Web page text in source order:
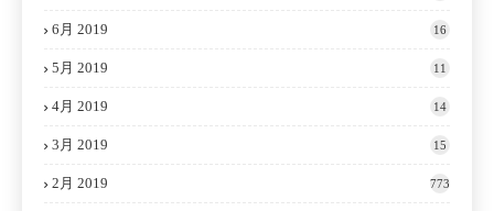
6月 2019 16
5月 2019 11
4月 2019 14
3月 2019 15
2月 2019 773